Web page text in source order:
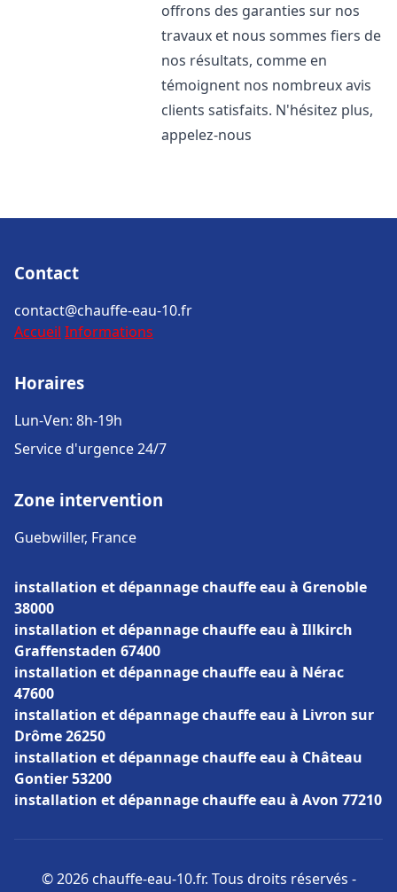
offrons des garanties sur nos
travaux et nous sommes fiers de
nos résultats, comme en
témoignent nos nombreux avis
clients satisfaits. N'hésitez plus,
appelez-nous
Contact
contact@chauffe-eau-10.fr
Accueil Informations
Horaires
Lun-Ven: 8h-19h
Service d'urgence 24/7
Zone intervention
Guebwiller, France
installation et dépannage chauffe eau à Grenoble
38000
installation et dépannage chauffe eau à Illkirch
Graffenstaden 67400
installation et dépannage chauffe eau à Nérac
47600
installation et dépannage chauffe eau à Livron sur
Drôme 26250
installation et dépannage chauffe eau à Château
Gontier 53200
installation et dépannage chauffe eau à Avon 77210
© 2026 chauffe-eau-10.fr. Tous droits réservés -